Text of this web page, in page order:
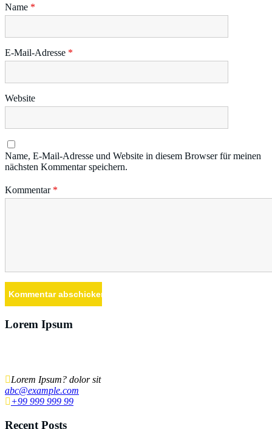
Name *
E-Mail-Adresse *
Website
Name, E-Mail-Adresse und Website in diesem Browser für meinen
nächsten Kommentar speichern.
Kommentar *
Lorem Ipsum
Lorem Ipsum? dolor sit
abc@example.com
+99 999 999 99
Recent Posts